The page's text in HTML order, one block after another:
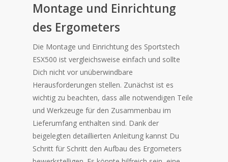
Montage und Einrichtung
des Ergometers
Die Montage und Einrichtung des Sportstech
ESX500 ist vergleichsweise einfach und sollte
Dich nicht vor unüberwindbare
Herausforderungen stellen. Zunächst ist es
wichtig zu beachten, dass alle notwendigen Teile
und Werkzeuge für den Zusammenbau im
Lieferumfang enthalten sind. Dank der
beigelegten detaillierten Anleitung kannst Du
Schritt für Schritt den Aufbau des Ergometers